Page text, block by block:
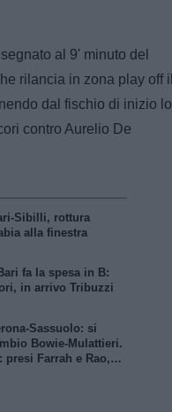
al 9' minuto del
rilancia in zona play off il
dal fischio di inizio lo
contro Aurelio De
Sibilli, rottura
alla finestra
fa la spesa in B:
in arrivo Tribuzzi
Sassuolo: si
Bowie-Mulattieri.
presi Farrah e Rao,